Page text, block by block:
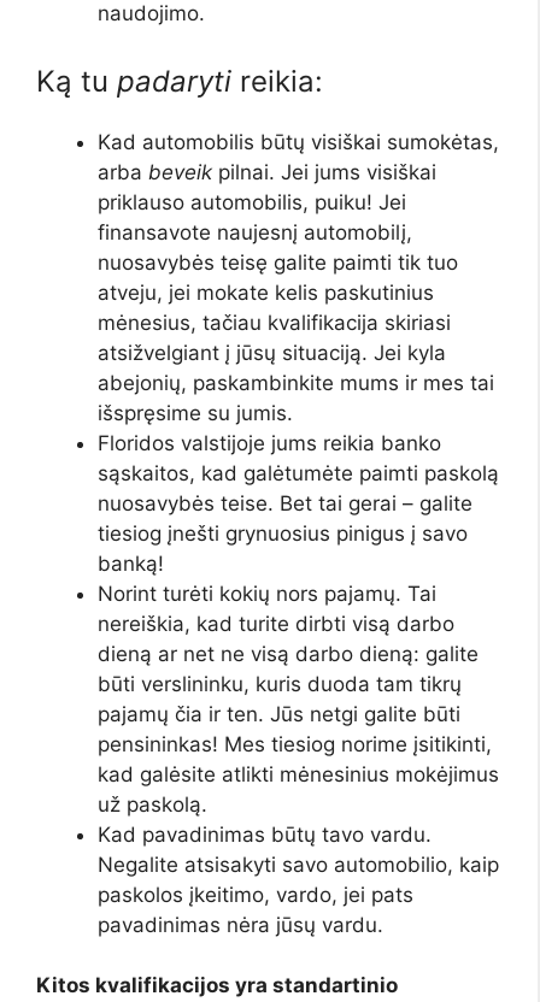
naudojimo.
Ką tu padaryti reikia:
Kad automobilis būtų visiškai sumokėtas,
arba beveik pilnai. Jei jums visiškai
priklauso automobilis, puiku! Jei
finansavote naujesnį automobilį,
nuosavybės teisę galite paimti tik tuo
atveju, jei mokate kelis paskutinius
mėnesius, tačiau kvalifikacija skiriasi
atsižvelgiant į jūsų situaciją. Jei kyla
abejonių, paskambinkite mums ir mes tai
išspręsime su jumis.
Floridos valstijoje jums reikia banko
sąskaitos, kad galėtumėte paimti paskolą
nuosavybės teise. Bet tai gerai – galite
tiesiog įnešti grynuosius pinigus į savo
banką!
Norint turėti kokių nors pajamų. Tai
nereiškia, kad turite dirbti visą darbo
dieną ar net ne visą darbo dieną: galite
būti verslininku, kuris duoda tam tikrų
pajamų čia ir ten. Jūs netgi galite būti
pensininkas! Mes tiesiog norime įsitikinti,
kad galėsite atlikti mėnesinius mokėjimus
už paskolą.
Kad pavadinimas būtų tavo vardu.
Negalite atsisakyti savo automobilio, kaip
paskolos įkeitimo, vardo, jei pats
pavadinimas nėra jūsų vardu.
Kitos kvalifikacijos yra standartinio